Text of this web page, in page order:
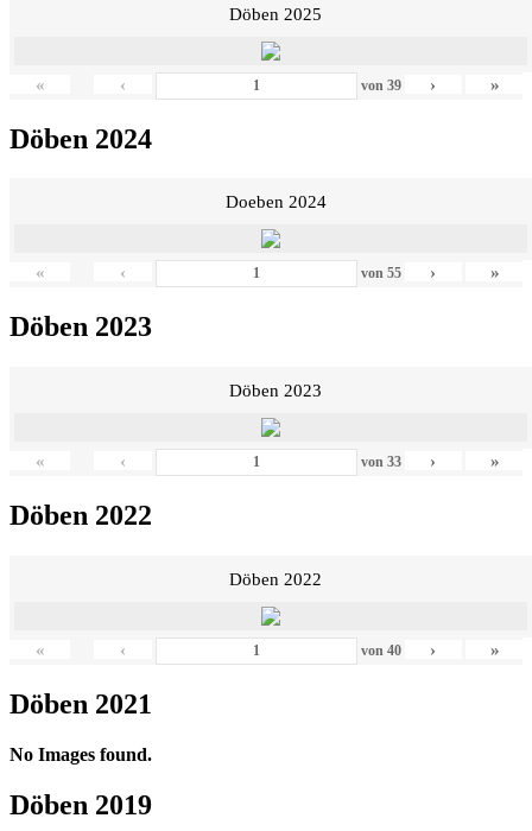
Döben 2025
« ‹ von 39 › »
Döben 2024
Doeben 2024
« ‹ von 55 › »
Döben 2023
Döben 2023
« ‹ von 33 › »
Döben 2022
Döben 2022
« ‹ von 40 › »
Döben 2021
No Images found.
Döben 2019